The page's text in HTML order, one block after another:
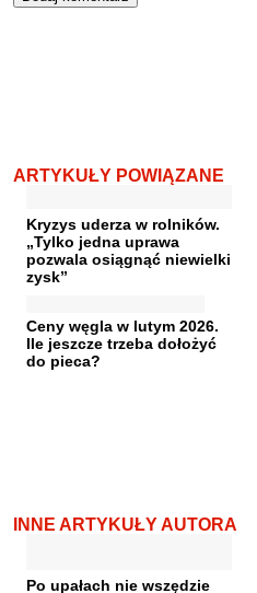
ARTYKUŁY POWIĄZANE
Kryzys uderza w rolników.
„Tylko jedna uprawa
pozwala osiągnąć niewielki
zysk”
Ceny węgla w lutym 2026.
Ile jeszcze trzeba dołożyć
do pieca?
INNE ARTYKUŁY AUTORA
Po upałach nie wszędzie